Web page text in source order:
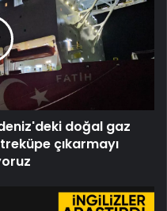
doğal gaz
çıkarmayı